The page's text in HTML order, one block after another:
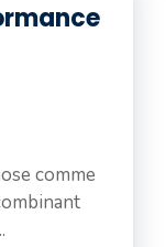
comme